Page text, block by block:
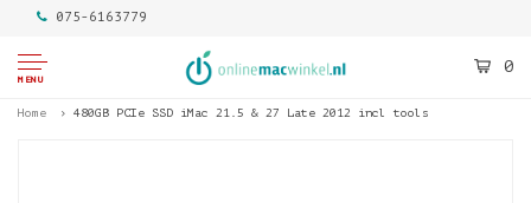
075-6163779
MENU
0
Home 480GB PCIe SSD iMac 21.5 & 27 Late 2012 incl tools